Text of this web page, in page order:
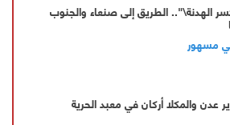
الهدنة\".. الطريق إلى صنعاء والجنوب
مسهور
عدن والمكلا أركان في معبد الحرية